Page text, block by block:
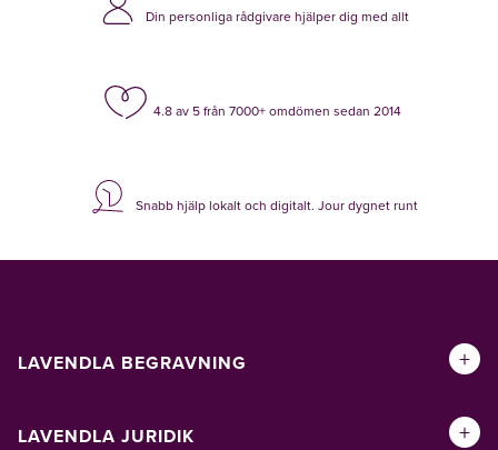
Din personliga rådgivare hjälper dig med allt
4.8 av 5 från 7000+ omdömen sedan 2014
Snabb hjälp lokalt och digitalt. Jour dygnet runt
LAVENDLA BEGRAVNING +
LAVENDLA JURIDIK +